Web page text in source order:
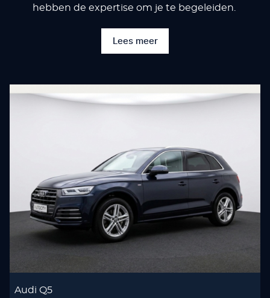
hebben de expertise om je te begeleiden.
Lees meer
Audi Q5